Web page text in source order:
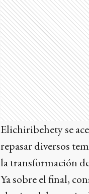
Elichiribehety se
repasar diversos
la transformación
Ya sobre el final,